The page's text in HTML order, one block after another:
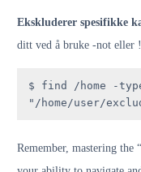
Ekskluderer spesifikke
ditt ved å bruke -not eller
$ find /home -
"/home/user/
Remember, mastering the